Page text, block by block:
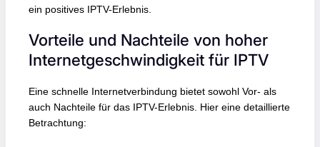
ein positives IPTV-Erlebnis.
Vorteile und Nachteile von hoher
Internetgeschwindigkeit für IPTV
Eine schnelle Internetverbindung bietet sowohl Vor- als
auch Nachteile für das IPTV-Erlebnis. Hier eine detaillierte
Betrachtung: